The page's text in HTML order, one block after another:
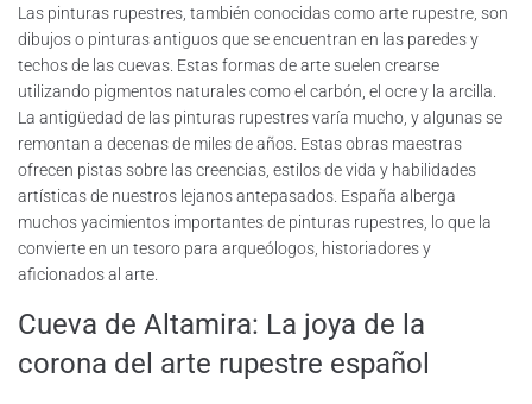
Las pinturas rupestres, también conocidas como arte rupestre, son
dibujos o pinturas antiguos que se encuentran en las paredes y
techos de las cuevas. Estas formas de arte suelen crearse
utilizando pigmentos naturales como el carbón, el ocre y la arcilla.
La antigüedad de las pinturas rupestres varía mucho, y algunas se
remontan a decenas de miles de años. Estas obras maestras
ofrecen pistas sobre las creencias, estilos de vida y habilidades
artísticas de nuestros lejanos antepasados. España alberga
muchos yacimientos importantes de pinturas rupestres, lo que la
convierte en un tesoro para arqueólogos, historiadores y
aficionados al arte.
Cueva de Altamira: La joya de la
corona del arte rupestre español